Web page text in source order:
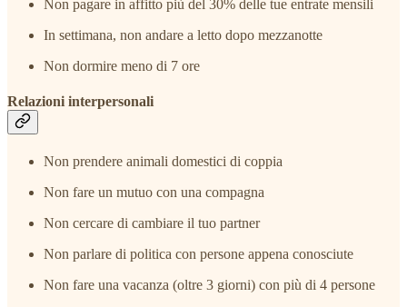
Non pagare in affitto più del 30% delle tue entrate mensili
In settimana, non andare a letto dopo mezzanotte
Non dormire meno di 7 ore
Relazioni interpersonali
Non prendere animali domestici di coppia
Non fare un mutuo con una compagna
Non cercare di cambiare il tuo partner
Non parlare di politica con persone appena conosciute
Non fare una vacanza (oltre 3 giorni) con più di 4 persone